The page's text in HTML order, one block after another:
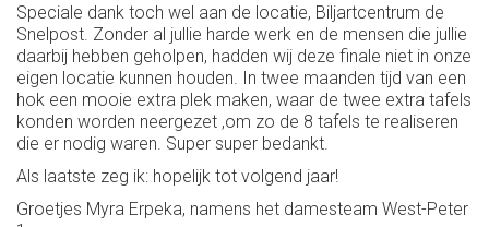
Speciale dank toch wel aan de locatie, Biljartcentrum de
Snelpost. Zonder al jullie harde werk en de mensen die jullie
daarbij hebben geholpen, hadden wij deze finale niet in onze
eigen locatie kunnen houden. In twee maanden tijd van een
hok een mooie extra plek maken, waar de twee extra tafels
konden worden neergezet ,om zo de 8 tafels te realiseren
die er nodig waren. Super super bedankt.
Als laatste zeg ik: hopelijk tot volgend jaar!
Groetjes Myra Erpeka, namens het damesteam West-Peter